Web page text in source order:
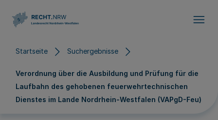
Startseite Suchergebnisse
Verordnung über die Ausbildung und Prüfung für die
Laufbahn des gehobenen feuerwehrtechnischen
Dienstes im Lande Nordrhein-Westfalen (VAPgD-Feu)